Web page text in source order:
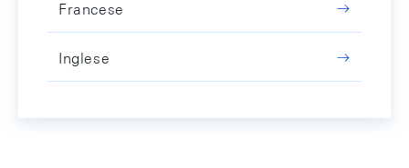
Francese
Inglese